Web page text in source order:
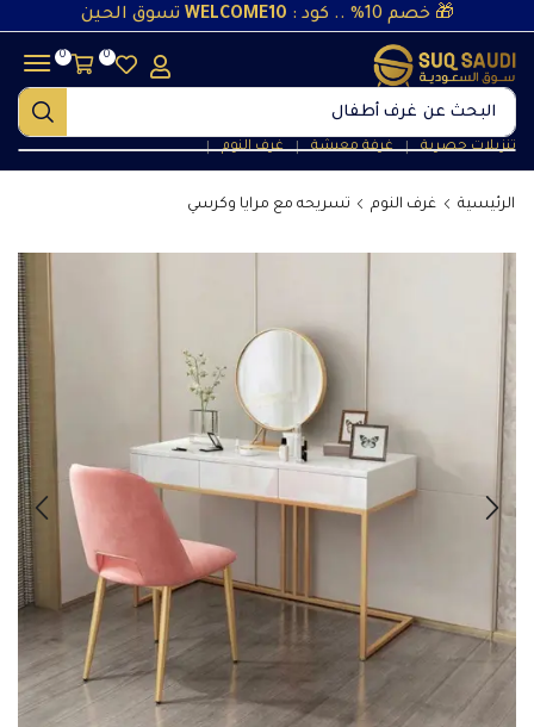
🎁 خصم 10% .. كود : WELCOME10 تسوق الحين
البحث عن غرف أطفال
تنزيلات حصرية ❘ غرفة معيشة ❘ غرف النوم ❘
0
0
الرئيسية غرف النوم تسريحه مع مرايا وكرسي